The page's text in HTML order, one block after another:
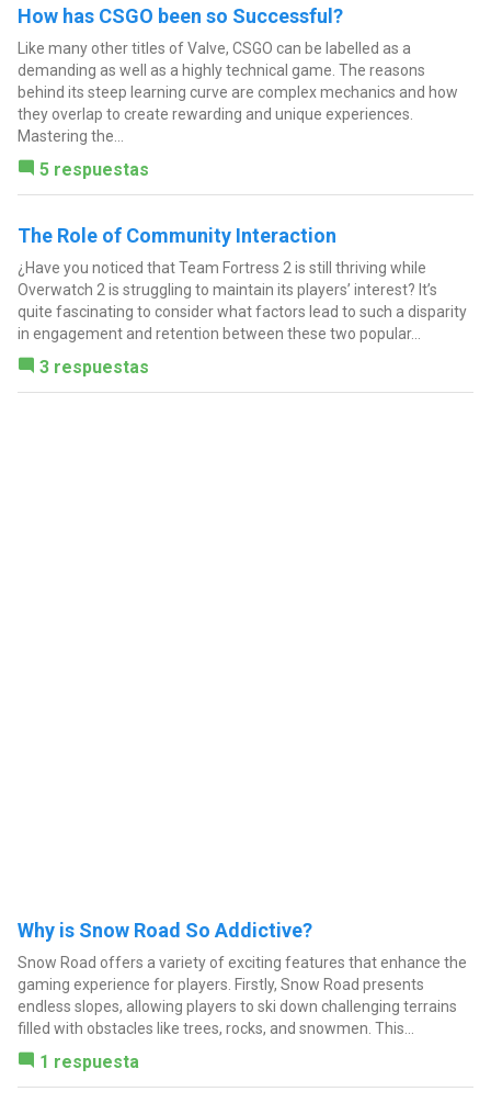
How has CSGO been so Successful?
Like many other titles of Valve, CSGO can be labelled as a
demanding as well as a highly technical game. The reasons
behind its steep learning curve are complex mechanics and how
they overlap to create rewarding and unique experiences.
Mastering the...
5 respuestas
The Role of Community Interaction
¿Have you noticed that Team Fortress 2 is still thriving while
Overwatch 2 is struggling to maintain its players’ interest? It’s
quite fascinating to consider what factors lead to such a disparity
in engagement and retention between these two popular...
3 respuestas
Why is Snow Road So Addictive?
Snow Road offers a variety of exciting features that enhance the
gaming experience for players. Firstly, Snow Road presents
endless slopes, allowing players to ski down challenging terrains
filled with obstacles like trees, rocks, and snowmen. This...
1 respuesta